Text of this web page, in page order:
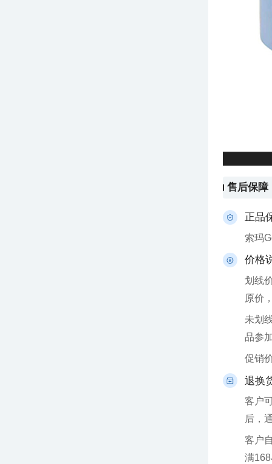
售后保障
正品
索玛
价格
原价
品参
促销
退换
后，
满